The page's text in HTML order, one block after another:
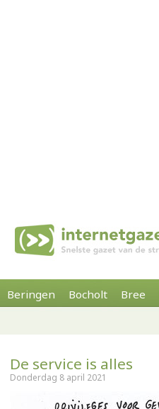
Beringen Bocholt Bree
De service is alles
Donderdag 8 april 2021